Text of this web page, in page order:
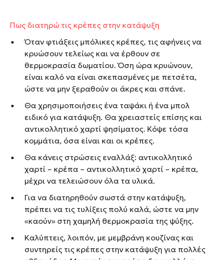
Πως διατηρώ τις κρέπες στην κατάψυξη
Όταν φτιάξεις μπόλικες κρέπες, τις αφήνεις να
κρυώσουν τελείως και να έρθουν σε
θερμοκρασία δωματίου. Όση ώρα κρυώνουν,
είναι καλό να είναι σκεπασμένες με πετσέτα,
ώστε να μην ξεραθούν οι άκρες και σπάνε.
Θα χρησιμοποιήσεις ένα ταψάκι ή ένα μπολ
ειδικό για κατάψυξη. Θα χρειαστείς επίσης και
αντικολλητικό χαρτί ψησίματος. Κόψε τόσα
κομμάτια, όσα είναι και οι κρέπες.
Θα κάνεις στρώσεις εναλλάξ: αντικολλητικό
χαρτί – κρέπα – αντικολλητικό χαρτί – κρέπα,
μέχρι να τελειώσουν όλα τα υλικά.
Για να διατηρηθούν σωστά στην κατάψυξη,
πρέπει να τις τυλίξεις πολύ καλά, ώστε να μην
«καούν» στη χαμηλή θερμοκρασία της ψύξης.
Καλύπτεις, λοιπόν, με μεμβράνη κουζίνας και
συντηρείς τις κρέπες στην κατάψυξη για πολλές